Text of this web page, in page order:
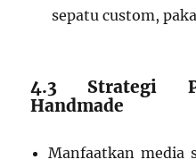
sepatu custom,
4.3 Strategi
Handmade
Manfaatkan media